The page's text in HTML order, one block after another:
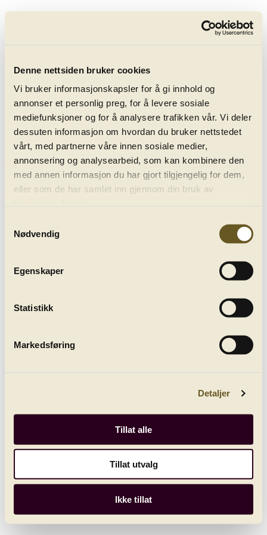
Denne nettsiden bruker cookies
Vi bruker informasjonskapsler for å gi innhold og
annonser et personlig preg, for å levere sosiale
mediefunksjoner og for å analysere trafikken vår. Vi deler
dessuten informasjon om hvordan du bruker nettstedet
vårt, med partnerne våre innen sosiale medier,
annonsering og analysearbeid, som kan kombinere den
med annen informasjon du har gjort tilgjengelig for dem,
eller som de har samlet inn gjennom din bruk av
Nødvendig
Egenskaper
Statistikk
Markedsføring
Detaljer
Tillat alle
Tillat utvalg
Ikke tillat
Bergenphilive keyboard_arrow_right Video Concerts
All Video Concerts
All concerts
Grieg: Land Sighting
Recording from 16. June 2018
play_circle_filled